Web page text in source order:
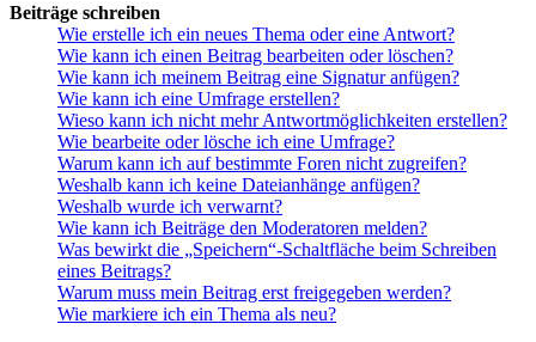
Beiträge schreiben
Wie erstelle ich ein neues Thema oder eine Antwort?
Wie kann ich einen Beitrag bearbeiten oder löschen?
Wie kann ich meinem Beitrag eine Signatur anfügen?
Wie kann ich eine Umfrage erstellen?
Wieso kann ich nicht mehr Antwortmöglichkeiten erstellen?
Wie bearbeite oder lösche ich eine Umfrage?
Warum kann ich auf bestimmte Foren nicht zugreifen?
Weshalb kann ich keine Dateianhänge anfügen?
Weshalb wurde ich verwarnt?
Wie kann ich Beiträge den Moderatoren melden?
Was bewirkt die „Speichern“-Schaltfläche beim Schreiben
eines Beitrags?
Warum muss mein Beitrag erst freigegeben werden?
Wie markiere ich ein Thema als neu?